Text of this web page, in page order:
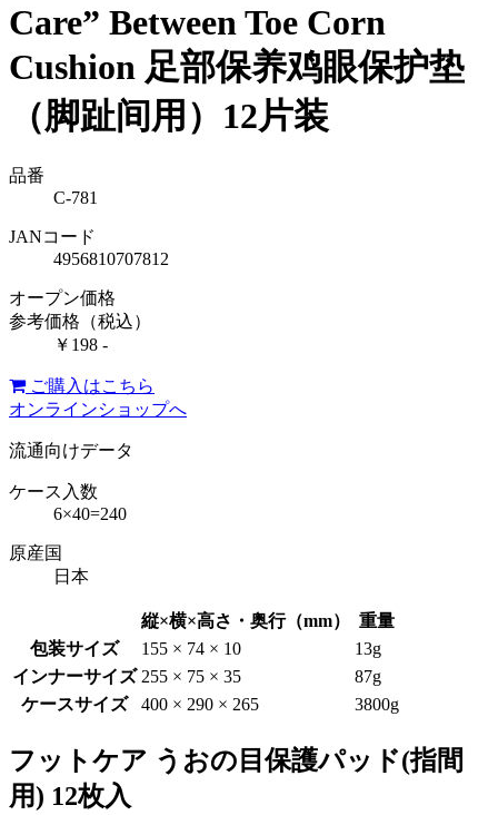
Care” Between Toe Corn
Cushion 足部保养鸡眼保护垫
（脚趾间用）12片装
品番
C-781
JANコード
4956810707812
オープン価格
参考価格（税込）
￥198 -
ご購入はこちら
オンラインショップへ
流通向けデータ
ケース入数
6×40=240
原産国
日本
縦×横×高さ・奥行（mm）
重量
包装サイズ
155 × 74 × 10
13g
インナーサイズ 255 × 75 × 35
87g
ケースサイズ
400 × 290 × 265 3800g
フットケア うおの目保護パッド(指間
用) 12枚入